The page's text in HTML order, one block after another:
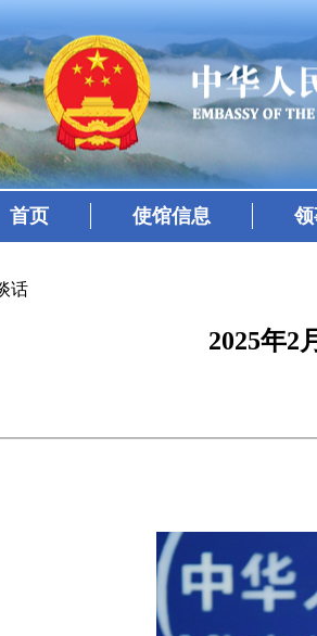
首页 使馆信息
话
2025年2